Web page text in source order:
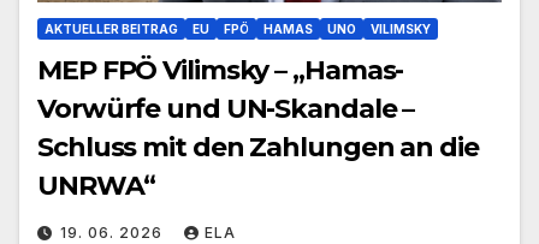
AKTUELLER BEITRAG EU FPÖ HAMAS UNO VILIMSKY
MEP FPÖ Vilimsky – „Hamas-
Vorwürfe und UN-Skandale –
Schluss mit den Zahlungen an die
UNRWA“
19. 06. 2026 ELA